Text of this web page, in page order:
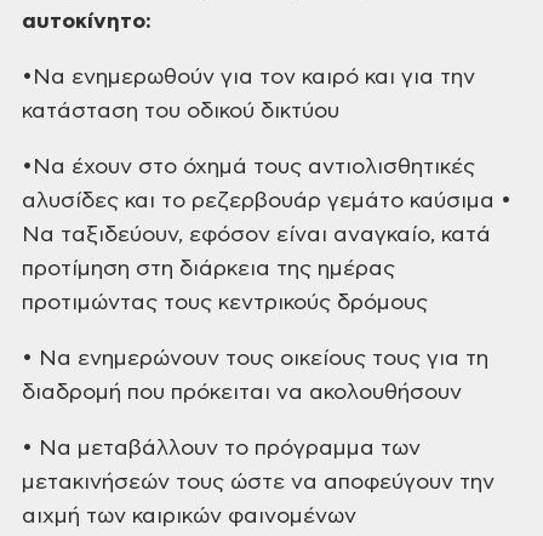
αυτοκίνητο:
•Να ενημερωθούν για τον καιρό και για την
κατάσταση του οδικού δικτύου
•Να έχουν στο όχημά τους αντιολισθητικές
αλυσίδες και το ρεζερβουάρ γεμάτο καύσιμα •
Να ταξιδεύουν, εφόσον είναι αναγκαίο, κατά
προτίμηση στη διάρκεια της ημέρας
προτιμώντας τους κεντρικούς δρόμους
• Να ενημερώνουν τους οικείους τους για τη
διαδρομή που πρόκειται να ακολουθήσουν
• Να μεταβάλλουν το πρόγραμμα των
μετακινήσεών τους ώστε να αποφεύγουν την
αιχμή των καιρικών φαινομένων